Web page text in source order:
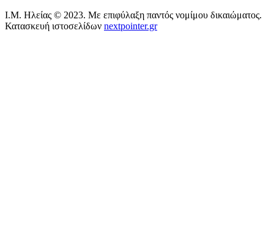
Ι.Μ. Ηλείας © 2023. Με επιφύλαξη παντός νομίμου δικαιώματος.
Κατασκευή ιστοσελίδων nextpointer.gr